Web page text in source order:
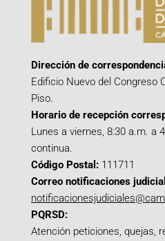
Dirección de
Edificio Nuevo del Congreso
Piso.
Horario de recepción
Lunes a viernes, 8:30 a.m. a
continua.
Código Postal: 111711
Correo notificaciones
PQRSD:
Atención peticiones, quejas,